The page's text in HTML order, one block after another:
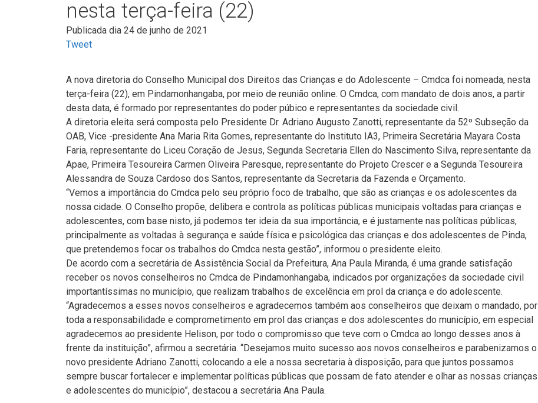
nesta terça-feira (22)
Publicada dia 24 de junho de 2021
Tweet
A nova diretoria do Conselho Municipal dos Direitos das Crianças e do Adolescente – Cmdca foi nomeada, nesta
terça-feira (22), em Pindamonhangaba, por meio de reunião online. O Cmdca, com mandato de dois anos, a partir
desta data, é formado por representantes do poder púbico e representantes da sociedade civil.
A diretoria eleita será composta pelo Presidente Dr. Adriano Augusto Zanotti, representante da 52º Subseção da
OAB, Vice -presidente Ana Maria Rita Gomes, representante do Instituto IA3, Primeira Secretária Mayara Costa
Faria, representante do Liceu Coração de Jesus, Segunda Secretaria Ellen do Nascimento Silva, representante da
Apae, Primeira Tesoureira Carmen Oliveira Paresque, representante do Projeto Crescer e a Segunda Tesoureira
Alessandra de Souza Cardoso dos Santos, representante da Secretaria da Fazenda e Orçamento.
“Vemos a importância do Cmdca pelo seu próprio foco de trabalho, que são as crianças e os adolescentes da
nossa cidade. O Conselho propõe, delibera e controla as políticas públicas municipais voltadas para crianças e
adolescentes, com base nisto, já podemos ter ideia da sua importância, e é justamente nas políticas públicas,
principalmente as voltadas à segurança e saúde física e psicológica das crianças e dos adolescentes de Pinda,
que pretendemos focar os trabalhos do Cmdca nesta gestão”, informou o presidente eleito.
De acordo com a secretária de Assistência Social da Prefeitura, Ana Paula Miranda, é uma grande satisfação
receber os novos conselheiros no Cmdca de Pindamonhangaba, indicados por organizações da sociedade civil
importantíssimas no município, que realizam trabalhos de excelência em prol da criança e do adolescente.
“Agradecemos a esses novos conselheiros e agradecemos também aos conselheiros que deixam o mandado, por
toda a responsabilidade e comprometimento em prol das crianças e dos adolescentes do município, em especial
agradecemos ao presidente Helison, por todo o compromisso que teve com o Cmdca ao longo desses anos à
frente da instituição”, afirmou a secretária. “Desejamos muito sucesso aos novos conselheiros e parabenizamos o
novo presidente Adriano Zanotti, colocando a ele a nossa secretaria à disposição, para que juntos possamos
sempre buscar fortalecer e implementar políticas públicas que possam de fato atender e olhar as nossas crianças
e adolescentes do município”, destacou a secretária Ana Paula.